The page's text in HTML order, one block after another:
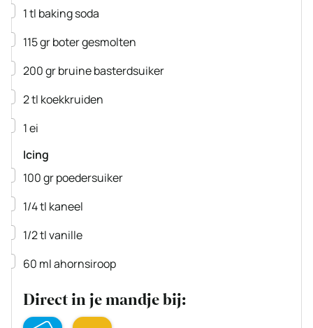
▢
1tl baking soda
▢
115grbotergesmolten
▢
200grbruine basterdsuiker
▢
2tl koekkruiden
▢
1ei
Icing
▢
100grpoedersuiker
▢
1/4tl kaneel
▢
1/2tlvanille
▢
60 mlahornsiroop
Direct in je mandje bij: